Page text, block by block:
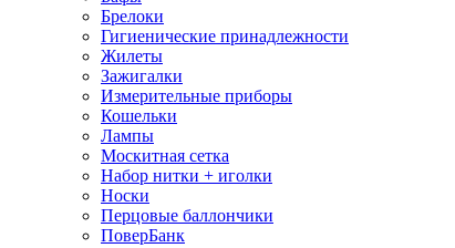
Брелоки
Гигиенические принадлежности
Жилеты
Зажигалки
Измерительные приборы
Кошельки
Лампы
Москитная сетка
Набор нитки + иголки
Носки
Перцовые баллончики
ПоверБанк